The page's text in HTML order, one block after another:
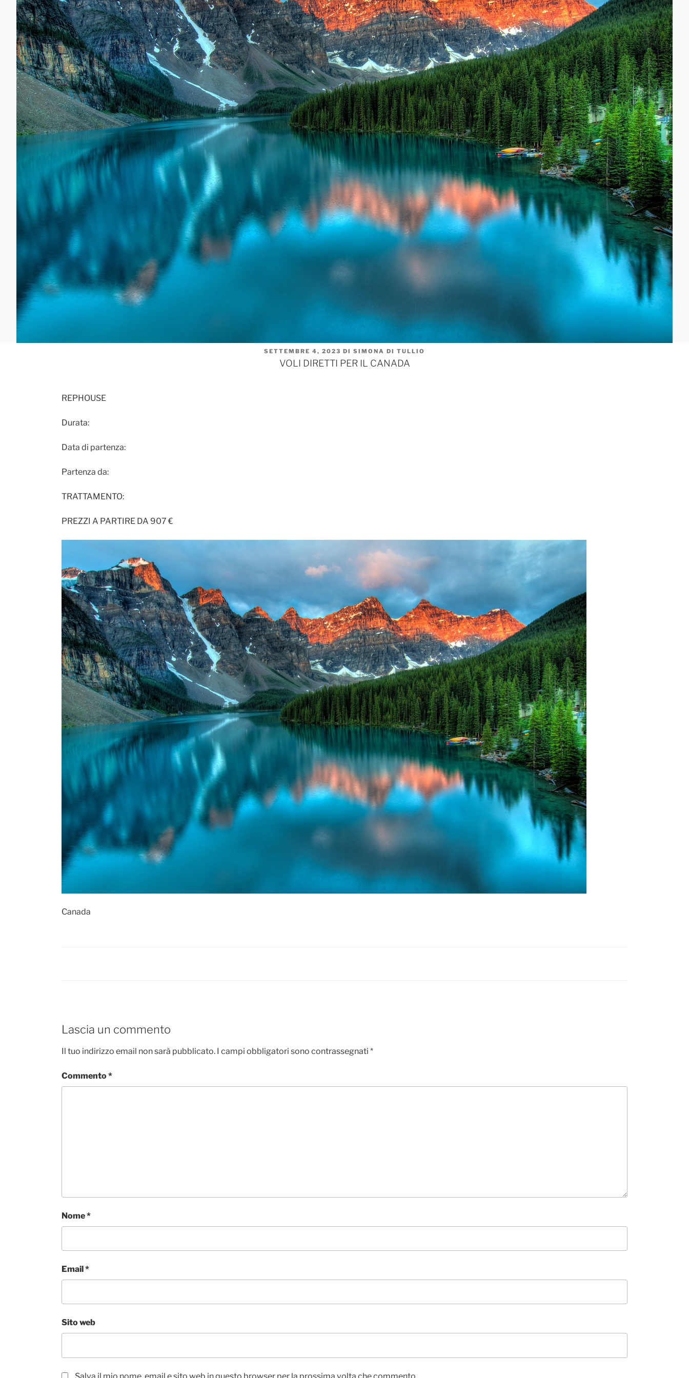
PUBBLICATO
SETTEMBRE 4, 2023 DI SIMONA DI TULLIO
VOLI DIRETTI PER IL CANADA
REPHOUSE
Durata:
Data di partenza:
Partenza da:
TRATTAMENTO:
PREZZI A PARTIRE DA 907 €
Canada
Lascia un commento
Il tuo indirizzo email non sarà pubblicato. I campi obbligatori sono contrassegnati *
Commento*
Nome*
Email*
Sito web